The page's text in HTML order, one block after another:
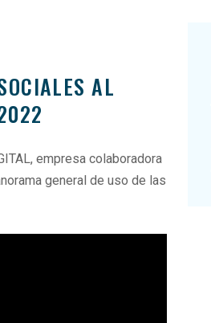
AL
empresa colaboradora
general de uso de las